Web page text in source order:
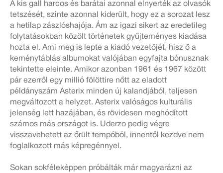
A kis gall harcos és barátai azonnal elnyerték az olvasók
tetszését, szinte azonnal kiderült, hogy ez a sorozat lesz
a hetilap zászlóshajója. Ám az igazi sikert az eredetileg
folytatásokban közölt történetek gyűjteményes kiadása
hozta el. Ami meg is lepte a kiadó vezetőjét, hisz ő a
keménytáblás albumokat valójában egyfajta bónusznak
tekintette eleinte. Amikor azonban 1961 és 1967 között
pár ezerről egy millió fölöttire nőtt az eladott
példányszám Asterix minden új kalandjából, teljesen
megváltozott a helyzet. Asterix valóságos kulturális
jelenség lett hazájában, és rövidesen meghódított
számos más országot is. Uderzo pedig végre
visszavehetett az őrült tempóból, innentől kezdve nem
foglalkozott más képregénnyel.
Sokan sokféleképpen próbálták már magyarázni az